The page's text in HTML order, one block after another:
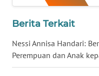
Berita Terkait
Nessi Annisa Handari:
Perempuan dan Anak
KALBAR
WN